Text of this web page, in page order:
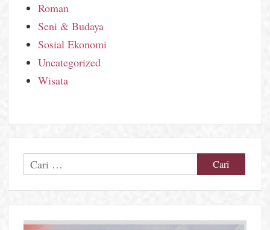
Roman
Seni & Budaya
Sosial Ekonomi
Uncategorized
Wisata
Cari